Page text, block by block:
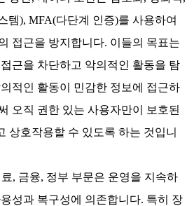
템), MFA(다단계 인증)를 사용하여
접근을 방지합니다. 이들의 목표는
근을 차단하고 악의적인 활동을 탐
적인 활동이 민감한 정보에 접근하
오직 권한 있는 사용자만이 보호된
상호작용할 수 있도록 하는 것입니
, 금융, 정부 부문은 운영을 지속하
성과 복구성에 의존합니다. 특히 장